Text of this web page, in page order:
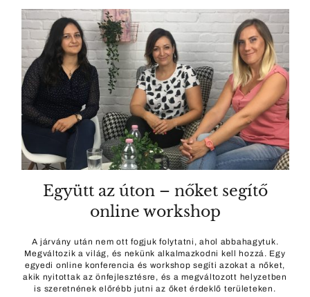
Együtt az úton – nőket segítő
online workshop
A járvány után nem ott fogjuk folytatni, ahol abbahagytuk.
Megváltozik a világ, és nekünk alkalmazkodni kell hozzá. Egy
egyedi online konferencia és workshop segíti azokat a nőket,
akik nyitottak az önfejlesztésre, és a megváltozott helyzetben
is szeretnének előrébb jutni az őket érdeklő területeken.